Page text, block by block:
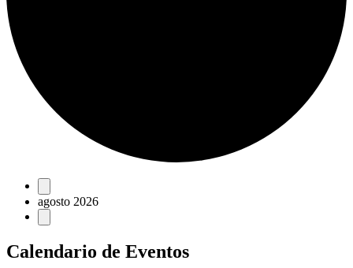
Eventos
agosto 2026
Calendario de Eventos